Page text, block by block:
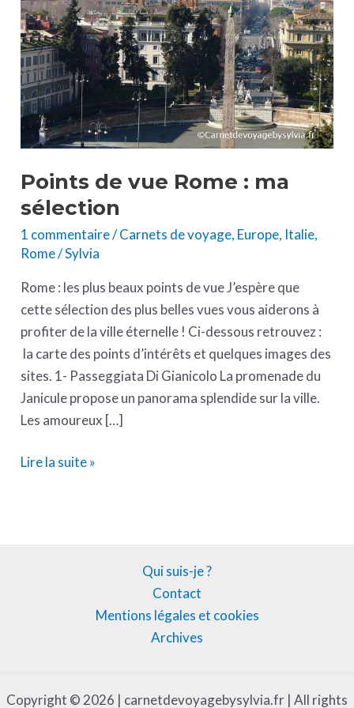
Points de vue Rome : ma
sélection
1 commentaire/Carnets de voyage, Europe, Italie,
Rome/Sylvia
Rome : les plus beaux points de vue J’espère que
cette sélection des plus belles vues vous aiderons à
profiter de la ville éternelle ! Ci-dessous retrouvez :
la carte des points d’intérêts et quelques images des
sites. 1- Passeggiata Di Gianicolo La promenade du
Janicule propose un panorama splendide sur la ville.
Les amoureux […]
:
ma
sélection
Lire la suite »
Qui suis-je ?
Contact
Mentions légales et cookies
Archives
Copyright © 2026 | carnetdevoyagebysylvia.fr | All rights